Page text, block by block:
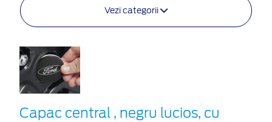
Vezi categorii
Capac central , negru lucios, cu